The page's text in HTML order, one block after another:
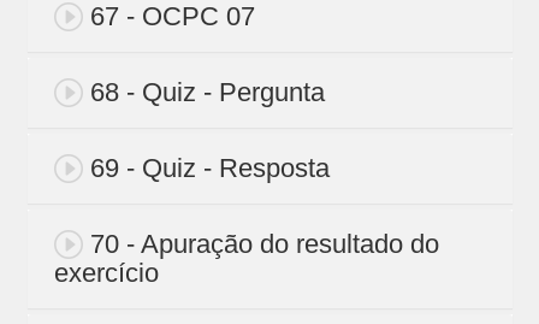
67 - OCPC 07
68 - Quiz - Pergunta
69 - Quiz - Resposta
70 - Apuração do resultado do
exercício